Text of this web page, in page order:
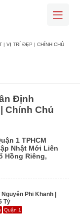
Định
Chính Chủ
1 TPHCM
Nhật Mới Liên
Hồng Riêng,
Phi Khanh |
Tỷ
Quận 1